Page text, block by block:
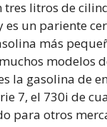
litros de
es un pariente
más
modelos
la gasolina de
7, el 730i de
para otros